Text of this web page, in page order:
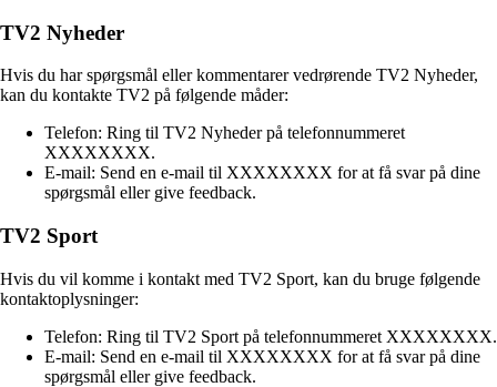
TV2 Nyheder
Hvis du har spørgsmål eller kommentarer vedrørende TV2 Nyheder,
kan du kontakte TV2 på følgende måder:
Telefon: Ring til TV2 Nyheder på telefonnummeret
XXXXXXXX.
E-mail: Send en e-mail til XXXXXXXX for at få svar på dine
spørgsmål eller give feedback.
TV2 Sport
Hvis du vil komme i kontakt med TV2 Sport, kan du bruge følgende
kontaktoplysninger:
Telefon: Ring til TV2 Sport på telefonnummeret XXXXXXXX.
E-mail: Send en e-mail til XXXXXXXX for at få svar på dine
spørgsmål eller give feedback.